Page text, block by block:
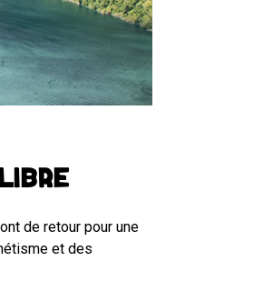
de retour pour une
et des